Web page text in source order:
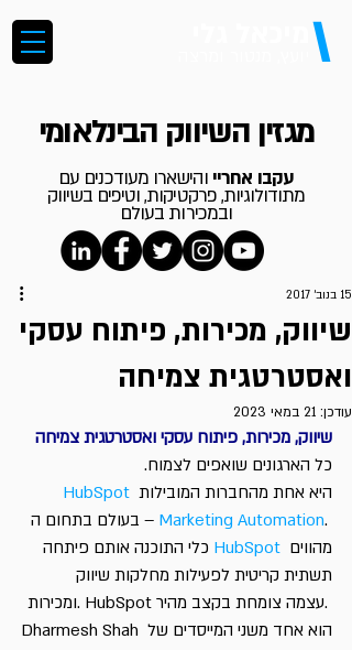
\
מגזין השיווק הבינלאומי
עקבו אחריי והישארו מעודכנים עם
מתודולוגיות, פרקטיקות, וטיפים בשיווק
ובמכירות בעולם
שיווק, מכירות, פיתוח עסקי
ואסטרטגית צמיחה
15 בנוב׳ 2017
עודכן: 21 במאי 2023
שיווק, מכירות, פיתוח עסקי ואסטרטגית צמיחה
כל הארגונים שואפים לצמוח.
HubSpot
בעולם בתחום ה – Marketing Automation.
HubSpot
תשתית קריטית לפעילות מחלקות שיווק
ומכירות. HubSpot עצמה צומחת בקצב מהיר.
Dharmesh Shah הוא אחד משני המייסדים של